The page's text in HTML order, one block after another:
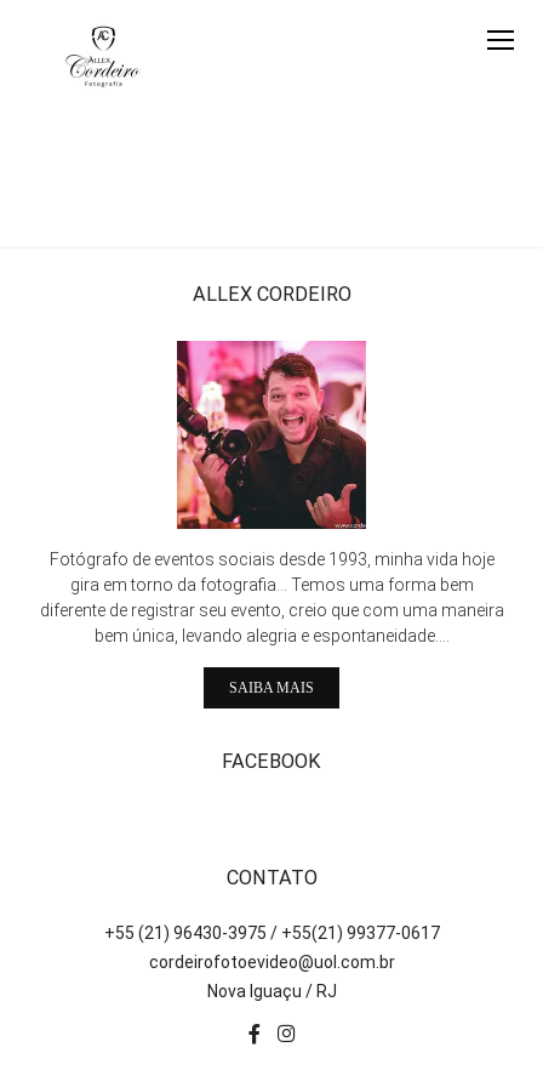
ALLEX CORDEIRO
Fotógrafo de eventos sociais desde 1993, minha vida hoje
gira em torno da fotografia... Temos uma forma bem
diferente de registrar seu evento, creio que com uma maneira
bem única, levando alegria e espontaneidade....
SAIBA MAIS
FACEBOOK
CONTATO
+55 (21) 96430-3975 / +55(21) 99377-0617
cordeirofotoevideo@uol.com.br
Nova Iguaçu / RJ